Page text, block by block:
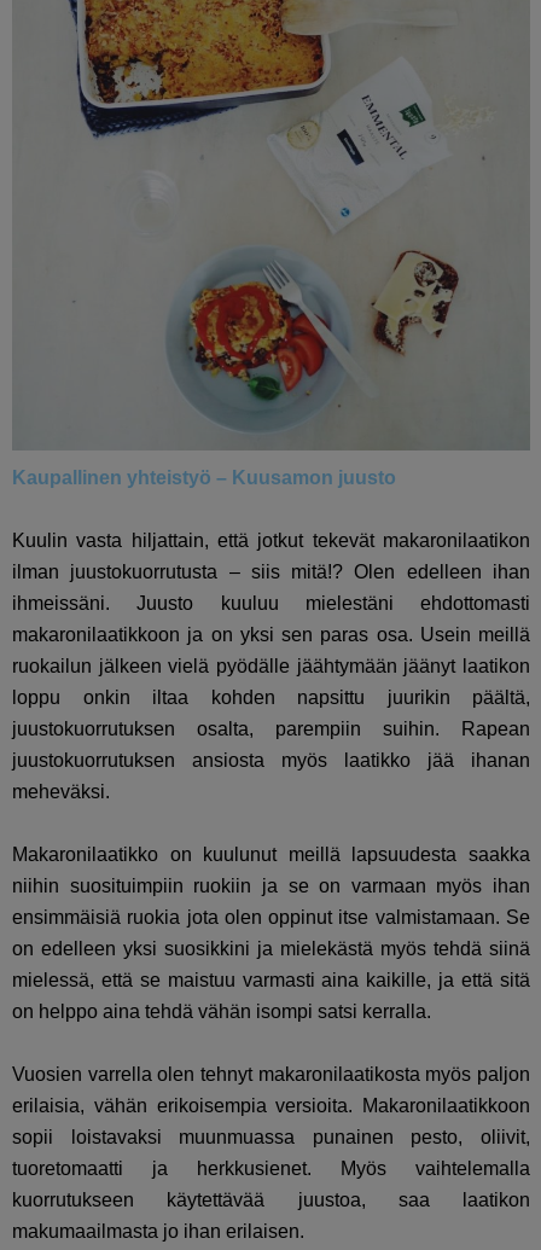
Kaupallinen yhteistyö – Kuusamon juusto
Kuulin vasta hiljattain, että jotkut tekevät makaronilaatikon
ilman juustokuorrutusta – siis mitä!? Olen edelleen ihan
ihmeissäni. Juusto kuuluu mielestäni ehdottomasti
makaronilaatikkoon ja on yksi sen paras osa. Usein meillä
ruokailun jälkeen vielä pyödälle jäähtymään jäänyt laatikon
loppu onkin iltaa kohden napsittu juurikin päältä,
juustokuorrutuksen osalta, parempiin suihin. Rapean
juustokuorrutuksen ansiosta myös laatikko jää ihanan
meheväksi.
Makaronilaatikko on kuulunut meillä lapsuudesta saakka
niihin suosituimpiin ruokiin ja se on varmaan myös ihan
ensimmäisiä ruokia jota olen oppinut itse valmistamaan. Se
on edelleen yksi suosikkini ja mielekästä myös tehdä siinä
mielessä, että se maistuu varmasti aina kaikille, ja että sitä
on helppo aina tehdä vähän isompi satsi kerralla.
Vuosien varrella olen tehnyt makaronilaatikosta myös paljon
erilaisia, vähän erikoisempia versioita. Makaronilaatikkoon
sopii loistavaksi muunmuassa punainen pesto, oliivit,
tuoretomaatti ja herkkusienet. Myös vaihtelemalla
kuorrutukseen käytettävää juustoa, saa laatikon
makumaailmasta jo ihan erilaisen.